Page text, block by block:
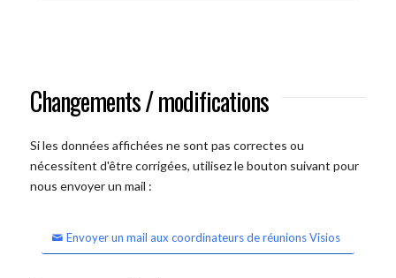
Changements / modifications
Si les données affichées ne sont pas correctes ou
nécessitent d'être corrigées, utilisez le bouton suivant pour
nous envoyer un mail :
Envoyer un mail aux coordinateurs de réunions Visios